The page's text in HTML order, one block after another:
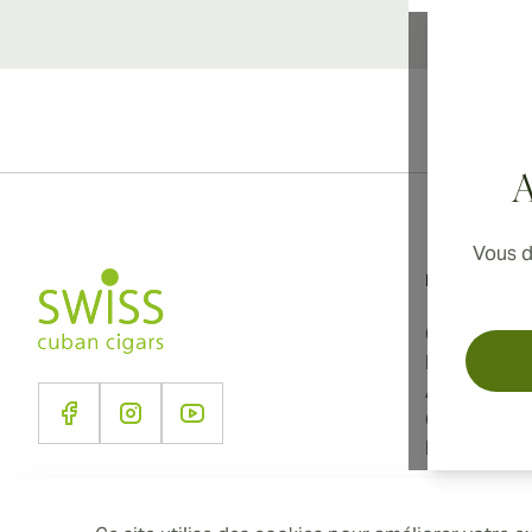
Vous
Informations
Conditions
Politique
À propos
Contact
Paramètres